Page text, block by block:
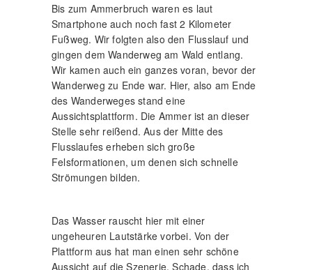
Bis zum Ammerbruch waren es laut
Smartphone auch noch fast 2 Kilometer
Fußweg. Wir folgten also den Flusslauf und
gingen dem Wanderweg am Wald entlang.
Wir kamen auch ein ganzes voran, bevor der
Wanderweg zu Ende war. Hier, also am Ende
des Wanderweges stand eine
Aussichtsplattform. Die Ammer ist an dieser
Stelle sehr reißend. Aus der Mitte des
Flusslaufes erheben sich große
Felsformationen, um denen sich schnelle
Strömungen bilden.
Das Wasser rauscht hier mit einer
ungeheuren Lautstärke vorbei. Von der
Plattform aus hat man einen sehr schöne
Aussicht auf die Szenerie. Schade, dass ich